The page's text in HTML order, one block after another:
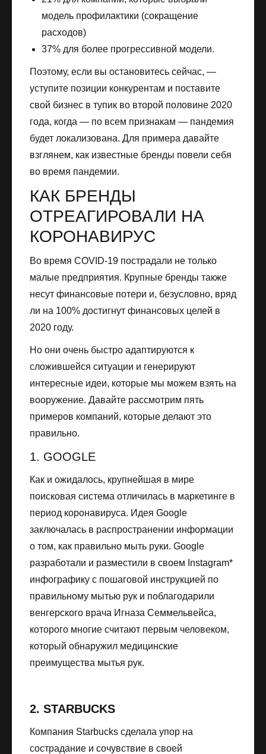
модель профилактики (сокращение
расходов)
37% для более прогрессивной модели.
Поэтому, если вы остановитесь сейчас, —
уступите позиции конкурентам и поставите
свой бизнес в тупик во второй половине 2020
года, когда — по всем признакам — пандемия
будет локализована. Для примера давайте
взглянем, как известные бренды повели себя
во время пандемии.
КАК БРЕНДЫ
ОТРЕАГИРОВАЛИ НА
КОРОНАВИРУС
Во время COVID-19 пострадали не только
малые предприятия. Крупные бренды также
несут финансовые потери и, безусловно, вряд
ли на 100% достигнут финансовых целей в
2020 году.
Но они очень быстро адаптируются к
сложившейся ситуации и генерируют
интересные идеи, которые мы можем взять на
вооружение. Давайте рассмотрим пять
примеров компаний, которые делают это
правильно.
1. GOOGLE
Как и ожидалось, крупнейшая в мире
поисковая система отличилась в маркетинге в
период коронавируса. Идея Google
заключалась в распространении информации
о том, как правильно мыть руки. Google
разработали и разместили в своем Instagram*
инфографику c пошаговой инструкцией по
правильному мытью рук и поблагодарили
венгерского врача Игназа Семмельвейса,
которого многие считают первым человеком,
который обнаружил медицинские
преимущества мытья рук.
2. STARBUCKS
Компания Starbucks сделала упор на
сострадание и сочувствие в своей